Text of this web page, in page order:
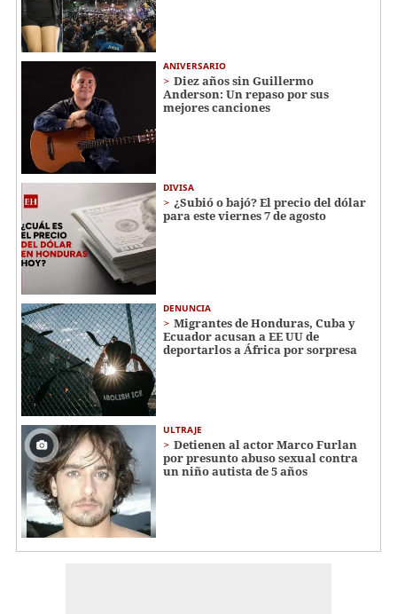
ANIVERSARIO
Diez años sin Guillermo
Anderson: Un repaso por sus
mejores canciones
DIVISA
¿Subió o bajó? El precio del dólar
para este viernes 7 de agosto
DENUNCIA
Migrantes de Honduras, Cuba y
Ecuador acusan a EE UU de
deportarlos a África por sorpresa
ULTRAJE
Detienen al actor Marco Furlan
por presunto abuso sexual contra
un niño autista de 5 años